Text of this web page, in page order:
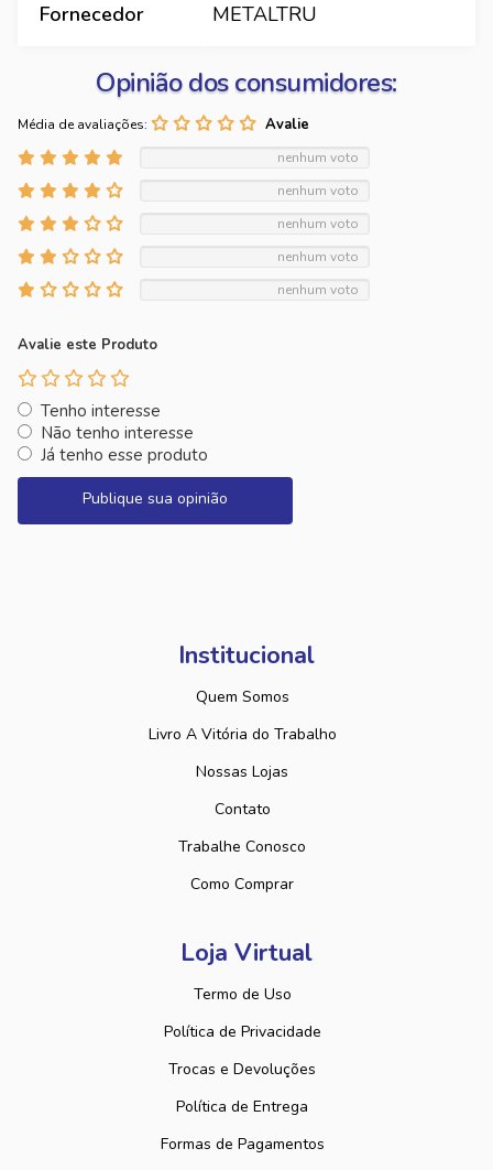
Fornecedor METALTRU
Opinião dos consumidores:
Média de avaliações:
nenhum voto
nenhum voto
nenhum voto
nenhum voto
nenhum voto
Avalie este Produto
Tenho interesse
Não tenho interesse
Já tenho esse produto
Publique sua opinião
Institucional
Quem Somos
Livro A Vitória do Trabalho
Nossas Lojas
Contato
Trabalhe Conosco
Como Comprar
Loja Virtual
Termo de Uso
Política de Privacidade
Trocas e Devoluções
Política de Entrega
Formas de Pagamentos